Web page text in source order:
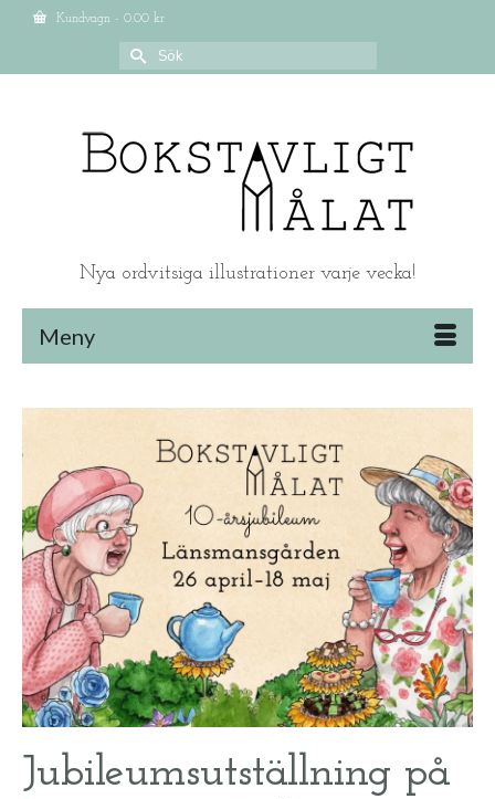
Kundvagn - 0.00 kr
Search
for:
Nya ordvitsiga illustrationer varje vecka!
Meny
Jubileumsutställning på